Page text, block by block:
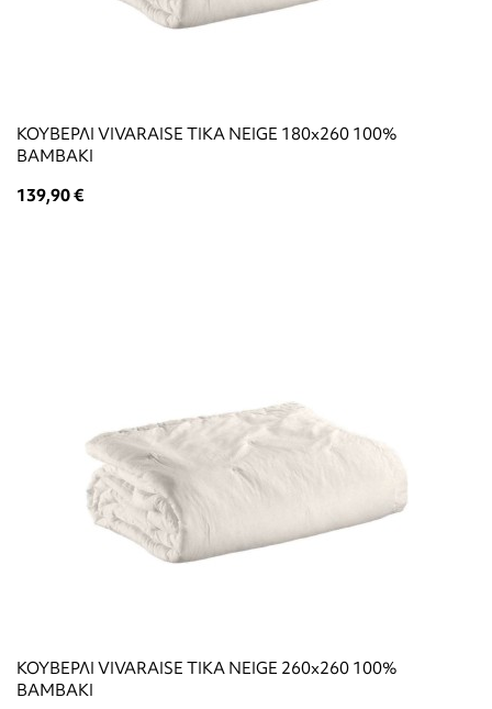
ΚΟΥΒΕΡΛΙ VIVARAISE TIKA NEIGE 180x260 100%
ΒΑΜΒΑΚΙ
139,90 €
ΚΟΥΒΕΡΛΙ VIVARAISE TIKA NEIGE 260x260 100%
ΒΑΜΒΑΚΙ